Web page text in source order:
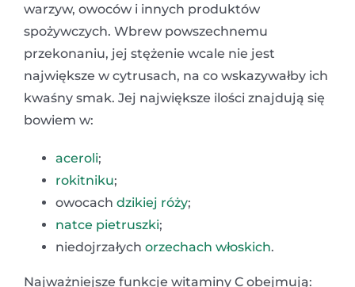
warzyw, owoców i innych produktów
spożywczych. Wbrew powszechnemu
przekonaniu, jej stężenie wcale nie jest
największe w cytrusach, na co wskazywałby ich
kwaśny smak. Jej największe ilości znajdują się
bowiem w:
aceroli;
rokitniku;
owocach dzikiej róży;
natce pietruszki;
niedojrzałych orzechach włoskich.
Najważniejsze funkcje witaminy C obejmują: